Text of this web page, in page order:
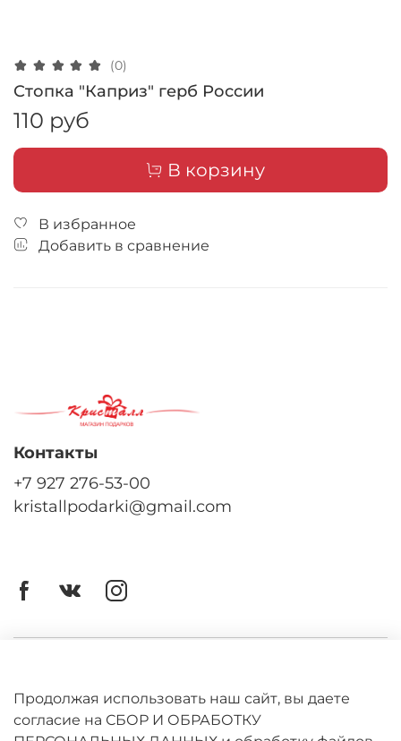
(0)
Стопка "Каприз" герб России
110 руб
В корзину
В избранное
Добавить в сравнение
Оферта
Политика конфиденциальности
Контакты
+7 927 276-53-00
kristallpodarki@gmail.com
Продолжая использовать наш сайт, вы даете
согласие на СБОР И ОБРАБОТКУ